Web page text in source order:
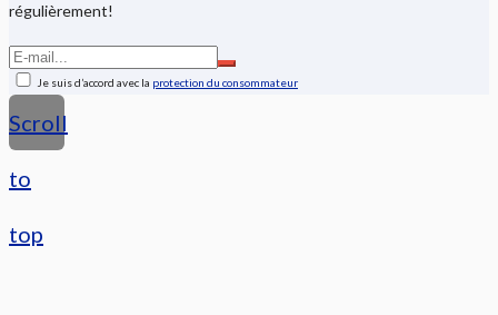
régulièrement!
Je suis d’accord avec la protection du consommateur
Scroll
to
top